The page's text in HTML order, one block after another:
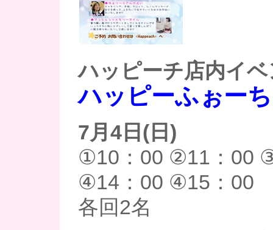
ハッピーチ店内イ
ハッピーふぉー
7月4日(日)
①10：00 ②11：00
④14：00 ④15：00
各回2名